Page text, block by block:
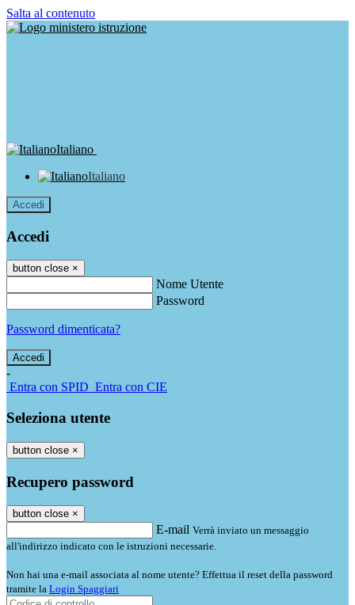
Salta al contenuto
Italiano
Italiano
Accedi
Accedi
button close ×
Nome Utente
Password
Password dimenticata?
-
Entra con SPID Entra con CIE
Seleziona utente
button close ×
Recupero password
button close ×
E-mail Verrà inviato un messaggio
all'indirizzo indicato con le istruzioni necessarie.
Non hai una e-mail associata al nome utente? Effettua il reset della password
tramite la Login Spaggiari